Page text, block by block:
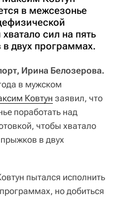
в межсезонье
сил на пять
двух программах.
Ирина Белозерова.
в мужском
Ковтун заявил, что
поработать над
чтобы хватало
в двух
пытался исполнить
но добиться